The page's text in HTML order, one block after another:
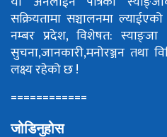
सक्रियतामा सञ्चालनमा
नम्बर प्रदेश, विशेषत: स्याङ्जा
सुचना,जानकारी,मनोरञ्जन तथा
लक्ष्य रहेको छ !
============
जोडिनुहोस